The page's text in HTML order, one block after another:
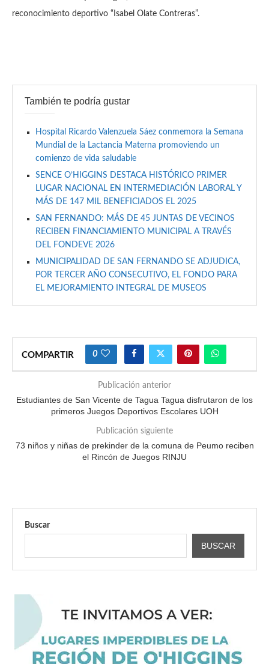
reconocimiento deportivo “Isabel Olate Contreras”.
También te podría gustar
Hospital Ricardo Valenzuela Sáez conmemora la Semana
Mundial de la Lactancia Materna promoviendo un
comienzo de vida saludable
SENCE O’HIGGINS DESTACA HISTÓRICO PRIMER
LUGAR NACIONAL EN INTERMEDIACIÓN LABORAL Y
MÁS DE 147 MIL BENEFICIADOS EL 2025
SAN FERNANDO: MÁS DE 45 JUNTAS DE VECINOS
RECIBEN FINANCIAMIENTO MUNICIPAL A TRAVÉS
DEL FONDEVE 2026
MUNICIPALIDAD DE SAN FERNANDO SE ADJUDICA,
POR TERCER AÑO CONSECUTIVO, EL FONDO PARA
EL MEJORAMIENTO INTEGRAL DE MUSEOS
COMPARTIR 0
Publicación anterior
Estudiantes de San Vicente de Tagua Tagua disfrutaron de los
primeros Juegos Deportivos Escolares UOH
Publicación siguiente
73 niños y niñas de prekinder de la comuna de Peumo reciben
el Rincón de Juegos RINJU
Buscar
BUSCAR